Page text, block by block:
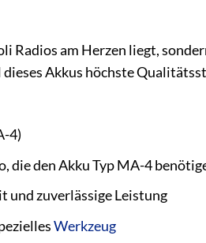
am Herzen liegt,
Akkus höchste
4)
die den Akku Typ MA-4
und zuverlässige Leistung
Werkzeug